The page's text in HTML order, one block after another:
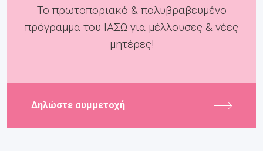
Το πρωτοποριακό & πολυβραβευμένο
πρόγραμμα του ΙΑΣΩ για μέλλουσες & νέες
μητέρες!
Δηλώστε συμμετοχή